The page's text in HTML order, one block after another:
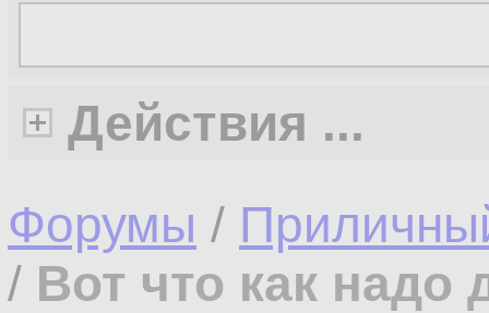
Действия ...
Форумы /
/ Вот что как надо